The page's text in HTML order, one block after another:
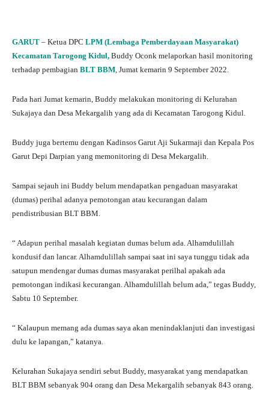
GARUT – Ketua DPC LPM (Lembaga Pemberdayaan Masyarakat)
Kecamatan Tarogong Kidul, Buddy Oconk melaporkan hasil monitoring
terhadap pembagian BLT BBM , Jumat kemarin 9 September 2022.
Pada hari Jumat kemarin, Buddy melakukan monitoring di Kelurahan
Sukajaya dan Desa Mekargalih yang ada di Kecamatan Tarogong Kidul.
Buddy juga bertemu dengan Kadinsos Garut Aji Sukarmaji dan Kepala Pos
Garut Depi Darpian yang memonitoring di Desa Mekargalih.
Sampai sejauh ini Buddy belum mendapatkan pengaduan masyarakat
(dumas) perihal adanya pemotongan atau kecurangan dalam
pendistribusian BLT BBM.
“ Adapun perihal masalah kegiatan dumas belum ada. Alhamdulillah
kondusif dan lancar. Alhamdulillah sampai saat ini saya tunggu tidak ada
satupun mendengar dumas dumas masyarakat perilhal apakah ada
pemotongan indikasi kecurangan. Alhamdulillah belum ada,” tegas Buddy,
Sabtu 10 September.
“ Kalaupun memang ada dumas saya akan menindaklanjuti dan investigasi
dulu ke lapangan,” katanya.
Kelurahan Sukajaya sendiri sebut Buddy, masyarakat yang mendapatkan
BLT BBM sebanyak 904 orang dan Desa Mekargalih sebanyak 843 orang.